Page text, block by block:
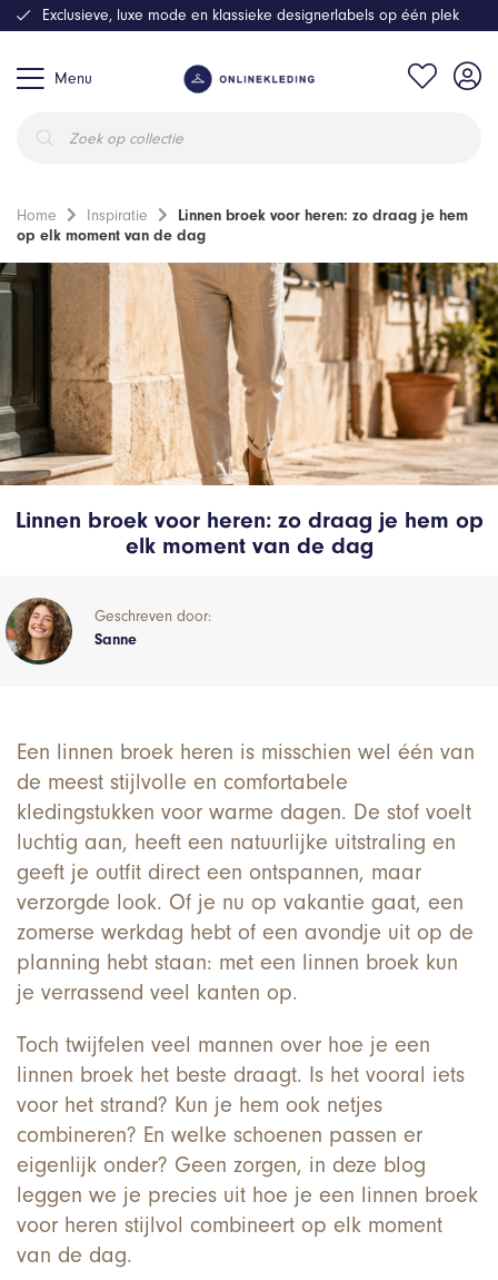
Menu
zoeken
Exclusieve, luxe mode en klassieke designerlabels op één plek
Home Inspiratie
Linnen broek voor heren: zo draag je hem
op elk moment van de dag
Linnen broek voor heren: zo draag je hem op
elk moment van de dag
Geschreven door:
Sanne
Een linnen broek heren is misschien wel één van
de meest stijlvolle en comfortabele
kledingstukken voor warme dagen. De stof voelt
luchtig aan, heeft een natuurlijke uitstraling en
geeft je outfit direct een ontspannen, maar
verzorgde look. Of je nu op vakantie gaat, een
zomerse werkdag hebt of een avondje uit op de
planning hebt staan: met een linnen broek kun
je verrassend veel kanten op.
Toch twijfelen veel mannen over hoe je een
linnen broek het beste draagt. Is het vooral iets
voor het strand? Kun je hem ook netjes
combineren? En welke schoenen passen er
eigenlijk onder? Geen zorgen, in deze blog
leggen we je precies uit hoe je een linnen broek
voor heren stijlvol combineert op elk moment
van de dag.